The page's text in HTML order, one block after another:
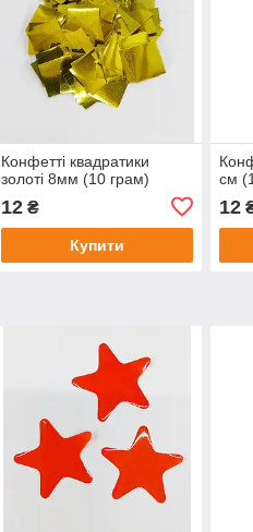
Конфетті квадратики
золоті 8мм (10 грам)
12₴
Купити
см
12